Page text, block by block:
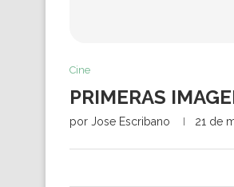
Cine
PRIMERAS
por Jose Escribano 21 de